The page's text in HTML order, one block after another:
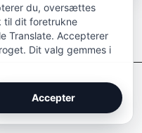
du, oversættes
til dit foretrukne
Translate. Accepterer
Dit valg gemmes i
Accepter